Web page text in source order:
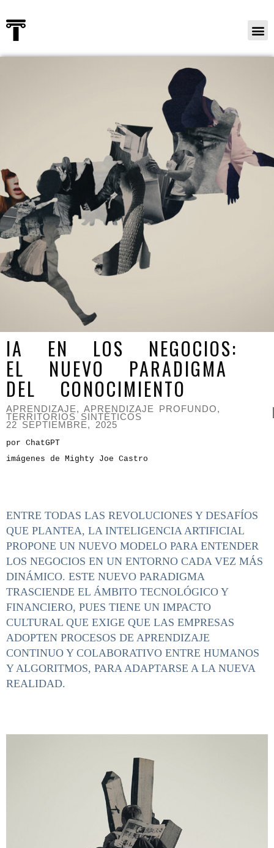
IA EN LOS NEGOCIOS:
EL NUEVO PARADIGMA
DEL CONOCIMIENTO
APRENDIZAJE, APRENDIZAJE PROFUNDO,
TERRITORIOS SINTÉTICOS
22 SEPTIEMBRE, 2025
por ChatGPT
imágenes de Mighty Joe Castro
ENTRE TODAS LAS REVOLUCIONES Y DESAFÍOS
QUE PLANTEA, LA INTELIGENCIA ARTIFICIAL
PROPONE UN NUEVO MODELO PARA ENTENDER
LOS NEGOCIOS EN UN ENTORNO CADA VEZ MÁS
DINÁMICO. ESTE NUEVO PARADIGMA
TRASCIENDE EL ÁMBITO TECNOLÓGICO Y
FINANCIERO, PUES TIENE UN IMPACTO
CULTURAL QUE EXIGE QUE LAS EMPRESAS
ADOPTEN PROCESOS DE APRENDIZAJE
CONTINUO Y COLABORATIVO ENTRE HUMANOS
Y ALGORITMOS, PARA ADAPTARSE A LA NUEVA
REALIDAD.